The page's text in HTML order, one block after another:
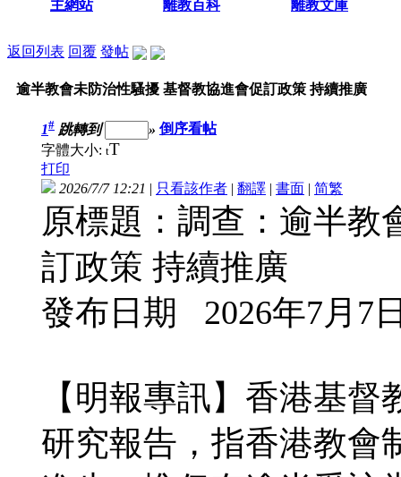
主網站 離教百科 離教文庫
返回列表 回覆 發帖
逾半教會未防治性騷擾 基督教協進會促訂政策 持續推廣
1# 跳轉到 » 倒序看帖
字體大小: tT
打印
2026/7/7 12:21 | 只看該作者 | 翻譯 | 書面 | 简繁
原標題：調查：逾半教
訂政策 持續推廣
發布日期 2026年7月7
【明報專訊】香港基
研究報告，指香港教會